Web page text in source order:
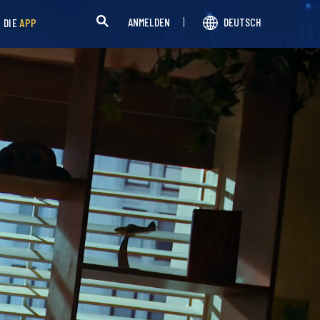
DIEAPP ANMELDEN DEUTSCH